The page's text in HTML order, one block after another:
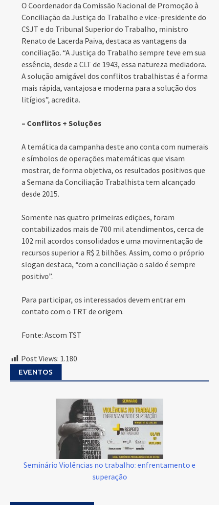
O Coordenador da Comissão Nacional de Promoção à
Conciliação da Justiça do Trabalho e vice-presidente do
CSJT e do Tribunal Superior do Trabalho, ministro
Renato de Lacerda Paiva, destaca as vantagens da
conciliação. “A Justiça do Trabalho sempre teve em sua
essência, desde a CLT de 1943, essa natureza mediadora.
A solução amigável dos conflitos trabalhistas é a forma
mais rápida, vantajosa e moderna para a solução dos
litígios”, acredita.
– Conflitos + Soluções
A temática da campanha deste ano conta com numerais
e símbolos de operações matemáticas que visam
mostrar, de forma objetiva, os resultados positivos que
a Semana da Conciliação Trabalhista tem alcançado
desde 2015.
Somente nas quatro primeiras edições, foram
contabilizados mais de 700 mil atendimentos, cerca de
102 mil acordos consolidados e uma movimentação de
recursos superior a R$ 2 bilhões. Assim, como o próprio
slogan destaca, “com a conciliação o saldo é sempre
positivo”.
Para participar, os interessados devem entrar em
contato com o TRT de origem.
Fonte: Ascom TST
Post Views: 1.180
EVENTOS
Seminário Violências no trabalho: enfrentamento e
superação